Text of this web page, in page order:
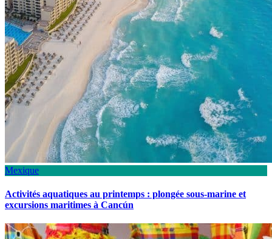
Mexique
Activités aquatiques au printemps : plongée sous-marine et
excursions maritimes à Cancún